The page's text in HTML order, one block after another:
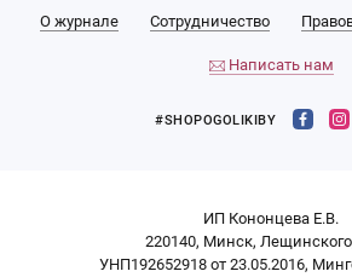
О журнале Сотрудничество
Написать нам
#SHOPOGOLIKIBY
ИП Кононцева Е.В.
220140, Минск,
УНП192652918 от 23.05.2016,